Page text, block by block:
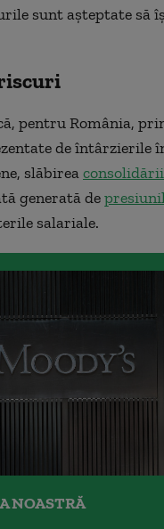
sunt așteptate să
pentru România,
de întârzierile
slăbirea
generată de
salariale.
NOASTRĂ